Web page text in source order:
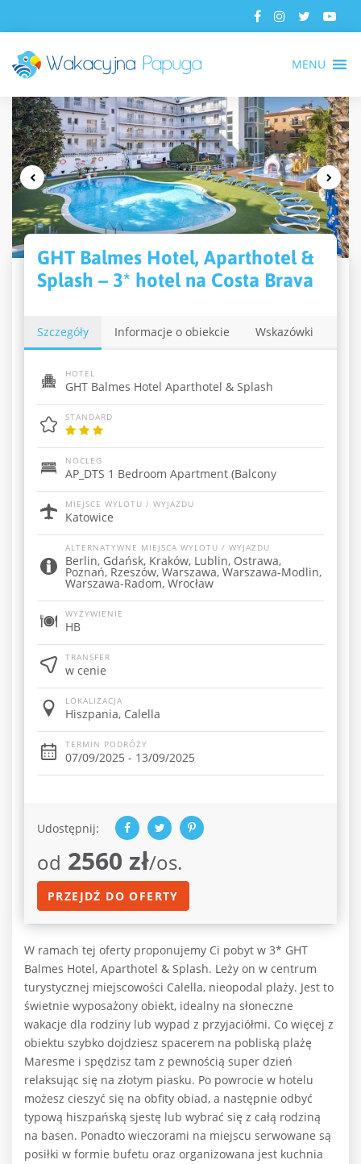
MENU
GHT Balmes Hotel, Aparthotel &
Splash – 3* hotel na Costa Brava
Szczegóły Informacje o obiekcie Wskazówki
HOTEL
GHT Balmes Hotel Aparthotel & Splash
STANDARD
NOCLEG
AP_DTS 1 Bedroom Apartment (Balcony
MIEJSCE WYLOTU / WYJAZDU
Katowice
ALTERNATYWNE MIEJSCA WYLOTU / WYJAZDU
Berlin, Gdańsk, Kraków, Lublin, Ostrawa,
Poznań, Rzeszów, Warszawa, Warszawa-Modlin,
Warszawa-Radom, Wrocław
WYŻYWIENIE
HB
TRANSFER
w cenie
LOKALIZACJA
Hiszpania, Calella
TERMIN PODRÓŻY
07/09/2025 - 13/09/2025
Udostępnij:
od 2560 zł/os.
PRZEJDŹ DO OFERTY
W ramach tej oferty proponujemy Ci pobyt w 3* GHT
Balmes Hotel, Aparthotel & Splash. Leży on w centrum
turystycznej miejscowości Calella, nieopodal plaży. Jest to
świetnie wyposażony obiekt, idealny na słoneczne
wakacje dla rodziny lub wypad z przyjaciółmi. Co więcej z
obiektu szybko dojdziesz spacerem na pobliską plażę
Maresme i spędzisz tam z pewnością super dzień
relaksując się na złotym piasku. Po powrocie w hotelu
możesz cieszyć się na obfity obiad, a następnie odbyć
typową hiszpańską sjestę lub wybrać się z całą rodziną
na basen. Ponadto wieczorami na miejscu serwowane są
posiłki w formie bufetu oraz organizowana jest kuchnia